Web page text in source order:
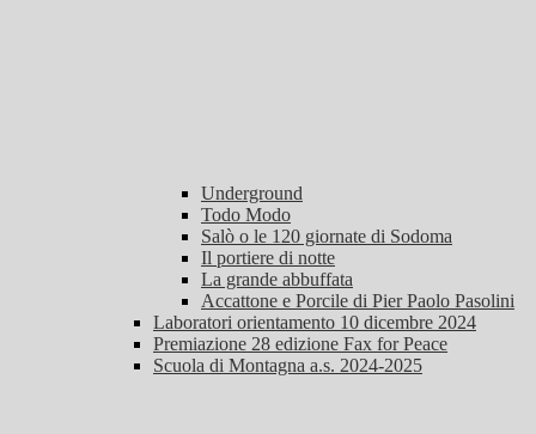
Underground
Todo Modo
Salò o le 120 giornate di Sodoma
Il portiere di notte
La grande abbuffata
Accattone e Porcile di Pier Paolo Pasolini
Laboratori orientamento 10 dicembre 2024
Premiazione 28 edizione Fax for Peace
Scuola di Montagna a.s. 2024-2025